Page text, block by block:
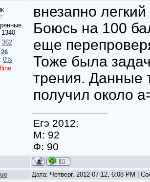
1340
362
26
0%
внезапно
Боюсь на 100
еще
Тоже была
трения. Данные
получил около
Егэ 2012:
М: 92
Ф: 90
Дата: Четверг, 2012-07-12, 6:08 PM |